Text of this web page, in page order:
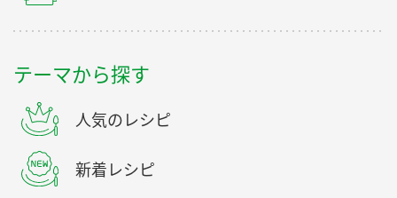
テーマから探す
人気のレシピ
新着レシピ